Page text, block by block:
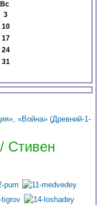
Вс
3
10
17
24
31
«Война» (Древний-1-
Стивен